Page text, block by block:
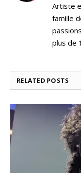
Artiste
famille
plus de
RELATED POSTS